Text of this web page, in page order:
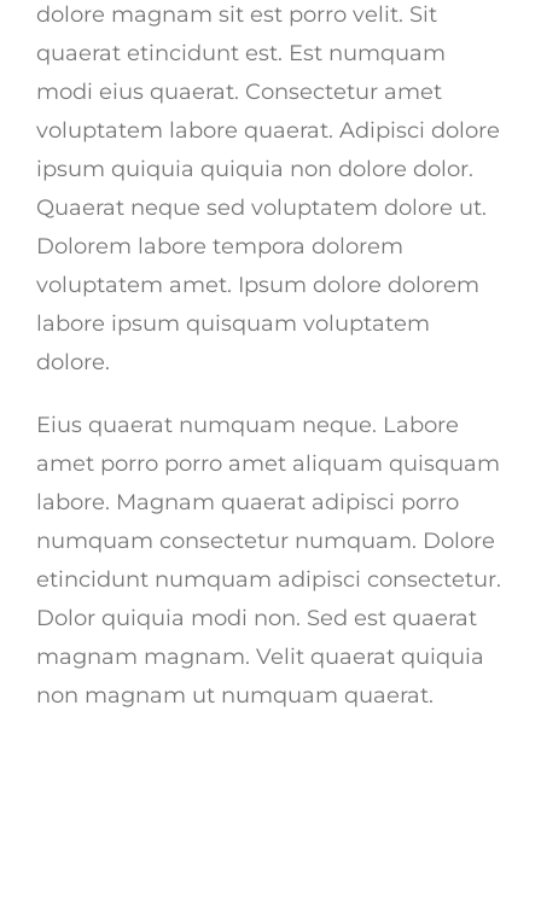
dolore magnam sit est porro velit. Sit
quaerat etincidunt est. Est numquam
modi eius quaerat. Consectetur amet
voluptatem labore quaerat. Adipisci dolore
ipsum quiquia quiquia non dolore dolor.
Quaerat neque sed voluptatem dolore ut.
Dolorem labore tempora dolorem
voluptatem amet. Ipsum dolore dolorem
labore ipsum quisquam voluptatem
dolore.
Eius quaerat numquam neque. Labore
amet porro porro amet aliquam quisquam
labore. Magnam quaerat adipisci porro
numquam consectetur numquam. Dolore
etincidunt numquam adipisci consectetur.
Dolor quiquia modi non. Sed est quaerat
magnam magnam. Velit quaerat quiquia
non magnam ut numquam quaerat.